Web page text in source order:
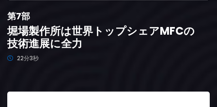
第7部
堀場製作所は世界トップシェアMFCの
技術進展に全力
22分3秒